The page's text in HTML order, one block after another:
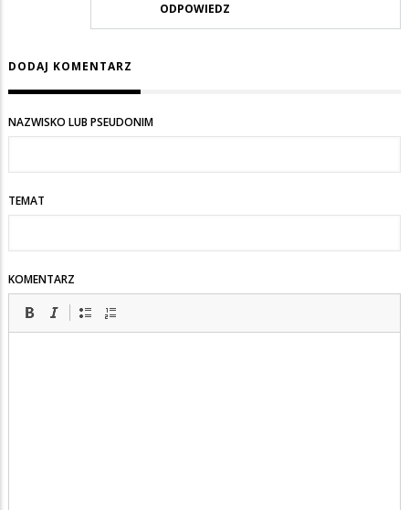
ODPOWIEDZ
DODAJ KOMENTARZ
NAZWISKO LUB PSEUDONIM
TEMAT
KOMENTARZ